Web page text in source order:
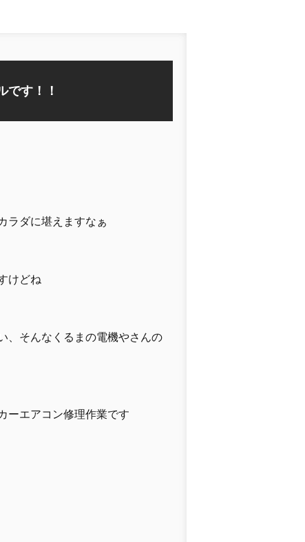
す！！
ラダに堪えますなぁ
けどね
、そんなくるまの電機やさんの
ーエアコン修理作業です